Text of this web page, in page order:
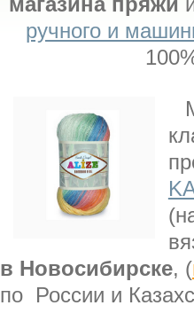
ручного и
в Новосибирске, (
по России и